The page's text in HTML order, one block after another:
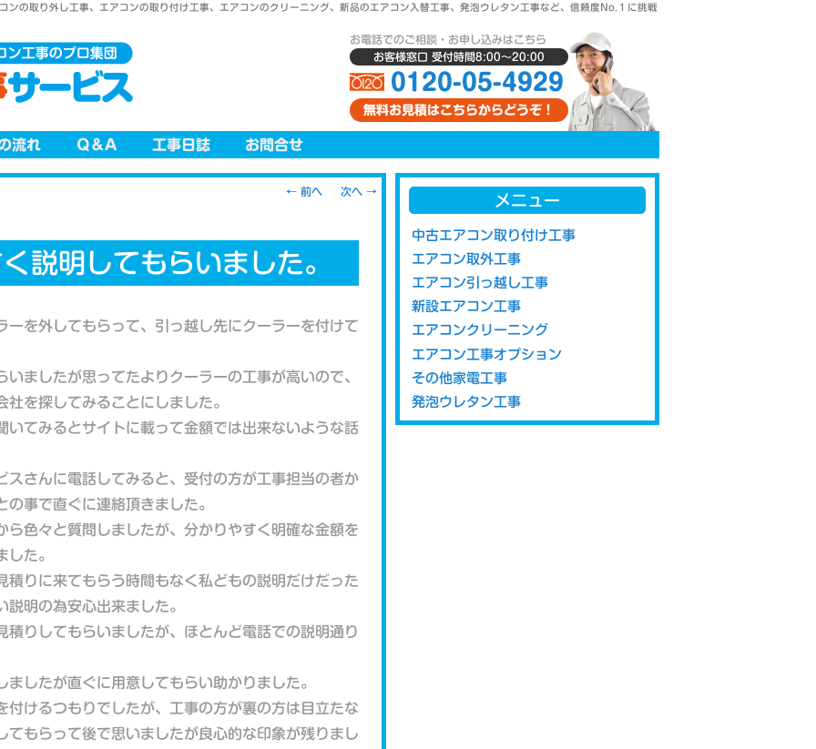
ンの取り外し工事、エアコンの取り付け工事、エアコンのクリーニング、新品のエアコン入替工事、発泡ウレタン工事など、信頼度No.１に挑戦
お電話でのご相談・お申し込みはこちら
お客様窓口 受付時間8:00〜20:00
0120-05-4929
無料お見積はこちらからどうぞ！
流れ Q＆A 工事日誌 お問合せ
投稿ナビゲー
← 前へ 次へ →
説明してもらいました。
ーを外してもらって、引っ越し先にクーラーを付けて
ましたが思ってたよりクーラーの工事が高いので、
を探してみることにしました。
いてみるとサイトに載って金額では出来ないような話
スさんに電話してみると、受付の方が工事担当の者か
事で直ぐに連絡頂きました。
ら色々と質問しましたが、分かりやすく明確な金額を
た。
積りに来てもらう時間もなく私どもの説明だけだった
明の為安心出来ました。
積りしてもらいましたが、ほとんど電話での説明通り
したが直ぐに用意してもらい助かりました。
付けるつもりでしたが、工事の方が裏の方は目立たな
てもらって後で思いましたが良心的な印象が残りまし
メニュー
中古エアコン取り付け工事
エアコン取外工事
エアコン引っ越し工事
新設エアコン工事
エアコンクリーニング
エアコン工事オプション
その他家電工事
発泡ウレタン工事